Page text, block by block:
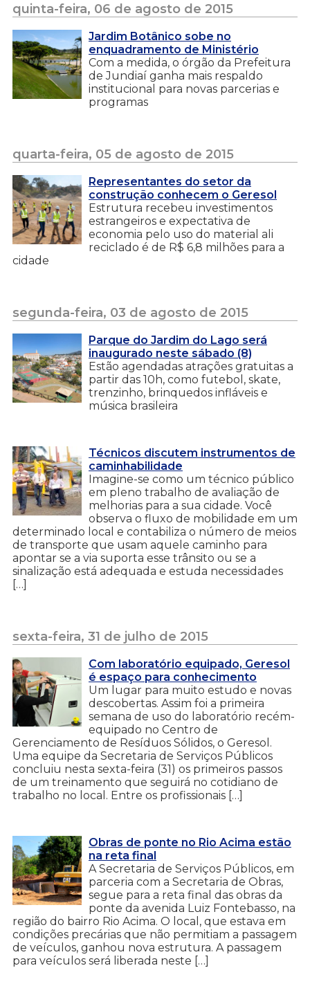
quinta-feira, 06 de agosto de 2015
Jardim Botânico sobe no
enquadramento de Ministério
Com a medida, o órgão da Prefeitura
de Jundiaí ganha mais respaldo
institucional para novas parcerias e
programas
quarta-feira, 05 de agosto de 2015
Representantes do setor da
construção conhecem o Geresol
Estrutura recebeu investimentos
estrangeiros e expectativa de
economia pelo uso do material ali
reciclado é de R$ 6,8 milhões para a
cidade
segunda-feira, 03 de agosto de 2015
Parque do Jardim do Lago será
inaugurado neste sábado (8)
Estão agendadas atrações gratuitas a
partir das 10h, como futebol, skate,
trenzinho, brinquedos infláveis e
música brasileira
Técnicos discutem instrumentos de
caminhabilidade
Imagine-se como um técnico público
em pleno trabalho de avaliação de
melhorias para a sua cidade. Você
observa o fluxo de mobilidade em um
determinado local e contabiliza o número de meios
de transporte que usam aquele caminho para
apontar se a via suporta esse trânsito ou se a
sinalização está adequada e estuda necessidades
[…]
sexta-feira, 31 de julho de 2015
Com laboratório equipado, Geresol
é espaço para conhecimento
Um lugar para muito estudo e novas
descobertas. Assim foi a primeira
semana de uso do laboratório recém-
equipado no Centro de
Gerenciamento de Resíduos Sólidos, o Geresol.
Uma equipe da Secretaria de Serviços Públicos
concluiu nesta sexta-feira (31) os primeiros passos
de um treinamento que seguirá no cotidiano de
trabalho no local. Entre os profissionais […]
Obras de ponte no Rio Acima estão
na reta final
A Secretaria de Serviços Públicos, em
parceria com a Secretaria de Obras,
segue para a reta final das obras da
ponte da avenida Luiz Fontebasso, na
região do bairro Rio Acima. O local, que estava em
condições precárias que não permitiam a passagem
de veículos, ganhou nova estrutura. A passagem
para veículos será liberada neste […]